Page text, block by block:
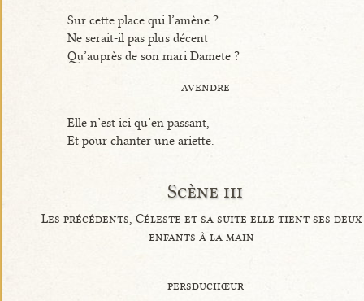
Sur cette place qui l’amène ?
Ne serait-il pas plus décent
Qu’auprès de son mari Damete ?
avendre
Elle n’est ici qu’en passant,
Et pour chanter une ariette.
Scène iii
Les précédents, Céleste et sa suite elle tient ses deux
enfants à la main
persduchœur